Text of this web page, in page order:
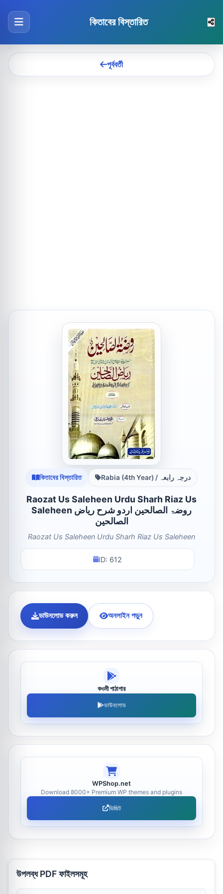
কিতাবের বিস্তারিত
পূর্ববর্তী
কিতাবের বিস্তারিত Rabia (4th Year) / درجہ رابعہ
Raozat Us Saleheen Urdu Sharh Riaz Us
Saleheen روضۃ الصالحین اردو شرح ریاض
الصالحین
Raozat Us Saleheen Urdu Sharh Riaz Us Saleheen
ID: 612
ডাউনলোড করুন অনলাইন পড়ুন
কওমী পাঠাগার
ডাউনলোড
WPShop.net
Download 8000+ Premium WP themes and plugins
ভিজিট
উপলব্ধ PDF ফাইলসমূহ